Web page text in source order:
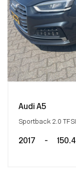
Audi A5
Sportback 2.0
2017 -